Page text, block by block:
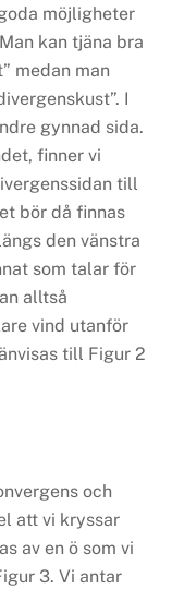
möjligheter
kan tjäna bra
medan man
I
gynnad sida.
finner vi
till
bör då finnas
den vänstra
som talar för
alltså
vind utanför
till Figur 2
och
att vi kryssar
av en ö som vi
3. Vi antar